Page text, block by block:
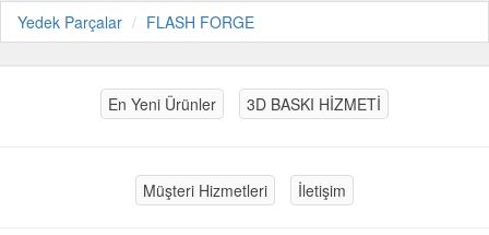
Yedek Parçalar FLASH FORGE
En Yeni Ürünler 3D BASKI HİZMETİ
Müşteri Hizmetleri İletişim